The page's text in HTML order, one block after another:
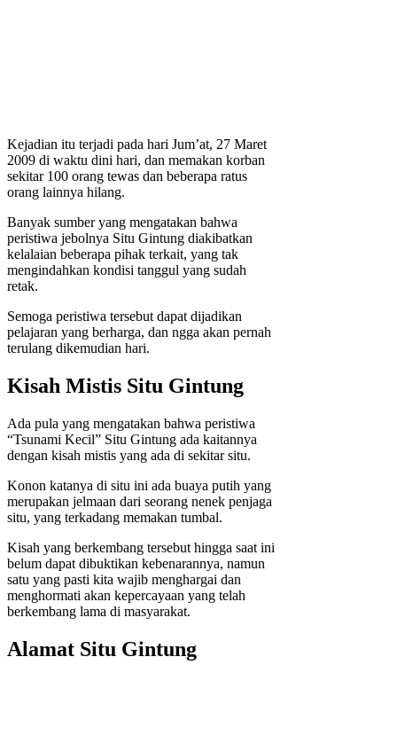
Kejadian itu terjadi pada hari Jum’at, 27 Maret
2009 di waktu dini hari, dan memakan korban
sekitar 100 orang tewas dan beberapa ratus
orang lainnya hilang.
Banyak sumber yang mengatakan bahwa
peristiwa jebolnya Situ Gintung diakibatkan
kelalaian beberapa pihak terkait, yang tak
mengindahkan kondisi tanggul yang sudah
retak.
Semoga peristiwa tersebut dapat dijadikan
pelajaran yang berharga, dan ngga akan pernah
terulang dikemudian hari.
Kisah Mistis Situ Gintung
Ada pula yang mengatakan bahwa peristiwa
“Tsunami Kecil” Situ Gintung ada kaitannya
dengan kisah mistis yang ada di sekitar situ.
Konon katanya di situ ini ada buaya putih yang
merupakan jelmaan dari seorang nenek penjaga
situ, yang terkadang memakan tumbal.
Kisah yang berkembang tersebut hingga saat ini
belum dapat dibuktikan kebenarannya, namun
satu yang pasti kita wajib menghargai dan
menghormati akan kepercayaan yang telah
berkembang lama di masyarakat.
Alamat Situ Gintung